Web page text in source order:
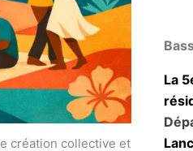
création collective et
La